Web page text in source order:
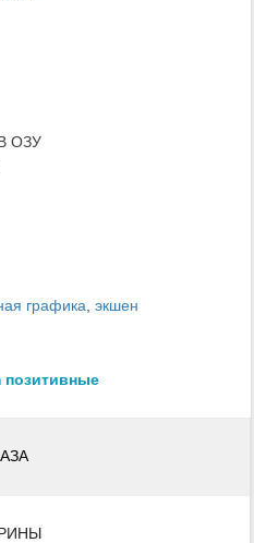
ОЗУ
графика экшен
позитивные